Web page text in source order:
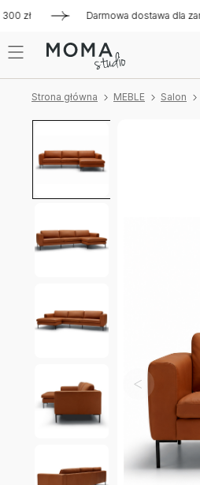
Darmowa dostawa dla
Strona główna MEBLE Salon